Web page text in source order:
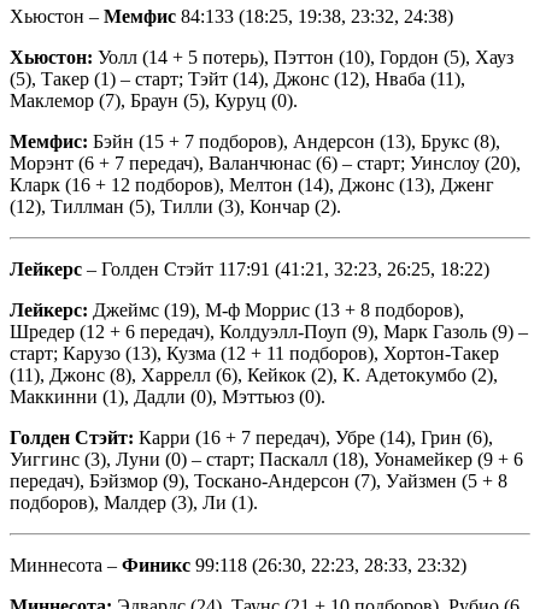
Хьюстон – Мемфис 84:133 (18:25, 19:38, 23:32, 24:38)
Хьюстон: Уолл (14 + 5 потерь), Пэттон (10), Гордон (5), Хауз
(5), Такер (1) – старт; Тэйт (14), Джонс (12), Нваба (11),
Маклемор (7), Браун (5), Куруц (0).
Мемфис: Бэйн (15 + 7 подборов), Андерсон (13), Брукс (8),
Морэнт (6 + 7 передач), Валанчюнас (6) – старт; Уинслоу (20),
Кларк (16 + 12 подборов), Мелтон (14), Джонс (13), Дженг
(12), Тиллман (5), Тилли (3), Кончар (2).
Лейкерс – Голден Стэйт 117:91 (41:21, 32:23, 26:25, 18:22)
Лейкерс: Джеймс (19), М-ф Моррис (13 + 8 подборов),
Шредер (12 + 6 передач), Колдуэлл-Поуп (9), Марк Газоль (9) –
старт; Карузо (13), Кузма (12 + 11 подборов), Хортон-Такер
(11), Джонс (8), Харрелл (6), Кейкок (2), К. Адетокумбо (2),
Маккинни (1), Дадли (0), Мэттьюз (0).
Голден Стэйт: Карри (16 + 7 передач), Убре (14), Грин (6),
Уиггинс (3), Луни (0) – старт; Паскалл (18), Уонамейкер (9 + 6
передач), Бэйзмор (9), Тоскано-Андерсон (7), Уайзмен (5 + 8
подборов), Малдер (3), Ли (1).
Миннесота – Финикс 99:118 (26:30, 22:23, 28:33, 23:32)